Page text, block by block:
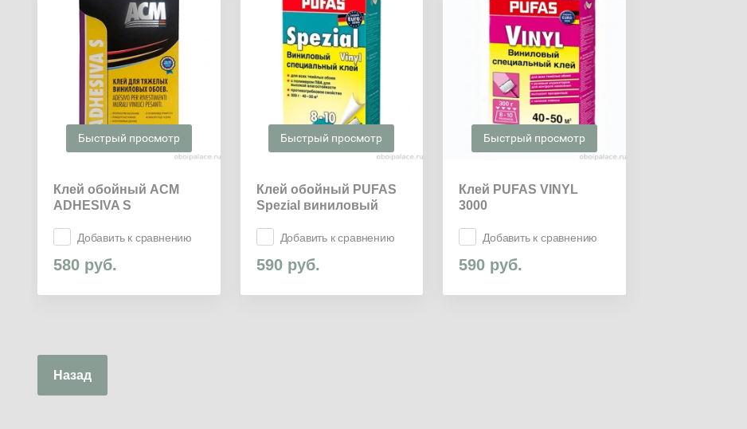
Быстрый просмотр
Клей обойный ACM
ADHESIVA S
Добавить к сравнению
580 руб.
Быстрый просмотр
Клей обойный PUFAS
Spezial виниловый
Добавить к сравнению
590руб.
Быстрый просмотр
Клей PUFAS VINYL
3000
Добавить к сравнению
590 руб.
Назад